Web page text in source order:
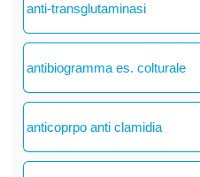
anti-transglutaminasi
antibiogramma es. colturale
anticoprpo anti clamidia